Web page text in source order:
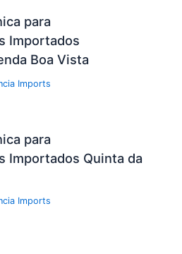
para
Importados
Boa Vista
Imports
para
Importados Quinta da
Imports